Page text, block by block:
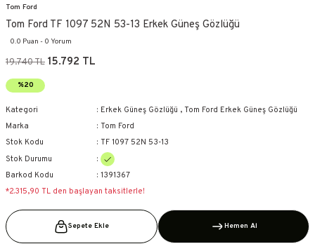
Tom Ford
Tom Ford TF 1097 52N 53-13 Erkek Güneş Gözlüğü
0.0 Puan - 0 Yorum
19.740 TL 15.792 TL
%20
Kategori Erkek Güneş Gözlüğü , Tom Ford Erkek Güneş Gözlüğü
Marka
Tom Ford
Stok Kodu
TF 1097 52N 53-13
Stok Durumu
Barkod Kodu
1391367
*2.315,90 TL den başlayan taksitlerle!
Sepete Ekle Hemen Al